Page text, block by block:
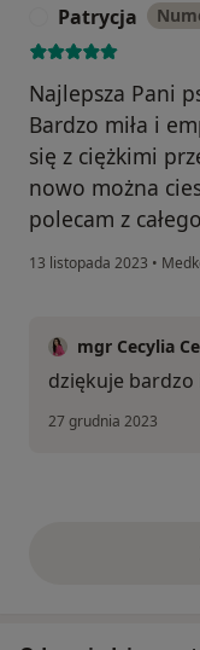
Patrycja
Najlepsza Pani
Bardzo miła i
się z ciężkimi
nowo można
polecam z
13 listopada 2023 •
mgr Cecylia
dziękuje
27 grudnia 2023